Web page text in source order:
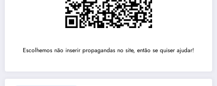
Escolhemos não inserir propagandas no site, então se quiser ajudar!